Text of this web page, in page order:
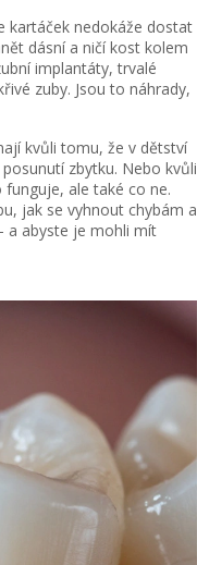
kartáček nedokáže dostat
dásní a ničí kost kolem
implantáty,trvalé
zuby. Jsou to náhrady,
kvůli tomu, že v dětství
zbytku. Nebo kvůli
ale také co ne.
jak se vyhnout chybám a
a abyste je mohli mít